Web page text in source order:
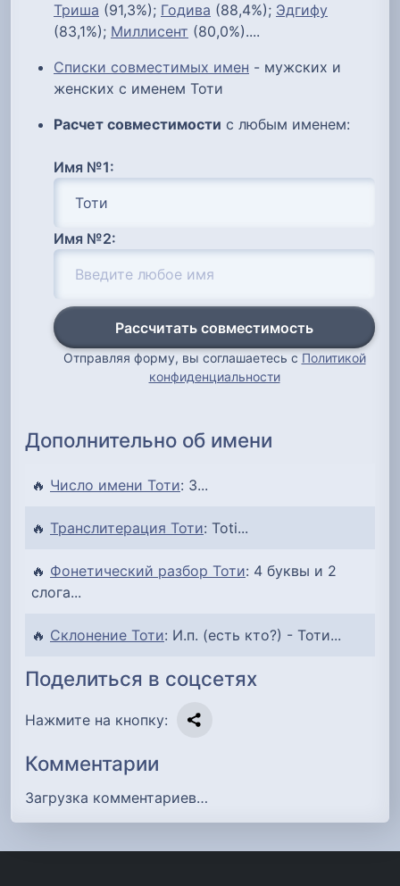
Триша (91,3%); Годива (88,4%); Эдгифу
(83,1%); Миллисент (80,0%)....
Списки совместимых имен - мужских и
женских с именем Тоти
Расчет совместимости с любым именем:
Имя №1:
Имя №2:
Рассчитать совместимость
Отправляя форму, вы соглашаетесь с Политикой
конфиденциальности
Дополнительно об имени
🔥 Число имени Тоти: 3...
🔥 Транслитерация Тоти: Toti...
🔥 Фонетический разбор Тоти: 4 буквы и 2
слога...
🔥 Склонение Тоти: И.п. (есть кто?) - Тоти...
Поделиться в соцсетях
Нажмите на кнопку:
Комментарии
Загрузка комментариев…